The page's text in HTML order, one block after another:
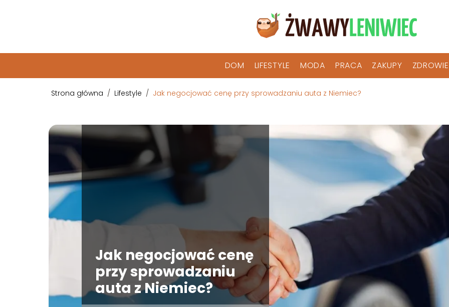
DOM LIFESTYLE MODA PRACA ZAKUPY ZDROWIE
Strona główna / Lifestyle / Jak negocjować cenę przy sprowadzaniu auta z Niemiec?
Jak negocjować cenę
przy sprowadzaniu
auta z Niemiec?